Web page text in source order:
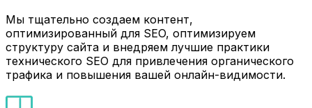
Мы тщательно создаем контент,
оптимизированный для SEO, оптимизируем
структуру сайта и внедряем лучшие практики
технического SEO для привлечения органического
трафика и повышения вашей онлайн-видимости.